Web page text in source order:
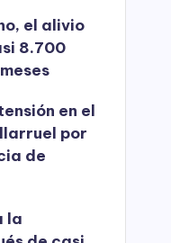
el alivio
8.700
en el
por
de
la